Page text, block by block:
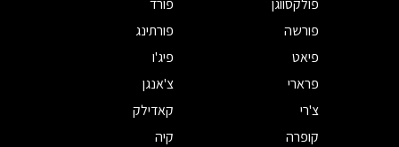
פורשה
פורתינג
פיאט
פיג'ו
פרארי
צ'אנגן
צ'רי
קאדילק
קופרה
קיה